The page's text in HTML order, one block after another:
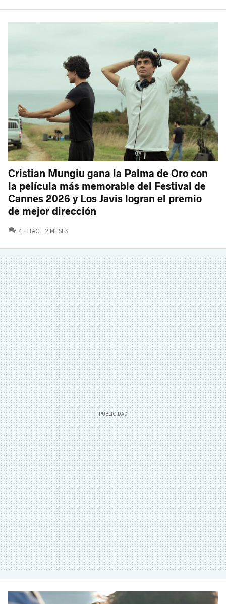
Cristian Mungiu gana la Palma de Oro con
la película más memorable del Festival de
Cannes 2026 y Los Javis logran el premio
de mejor dirección
4 COMENTARIOS
HACE 2 MESES